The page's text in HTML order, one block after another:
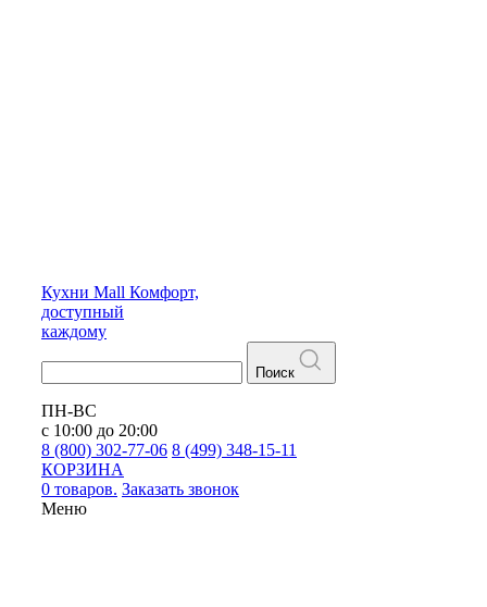
Кухни Mall Комфорт,
доступный
каждому
Поиск
ПН-ВС
с 10:00 до 20:00
8 (800) 302-77-06 8 (499) 348-15-11
КОРЗИНА
0 товаров. Заказать звонок
Меню